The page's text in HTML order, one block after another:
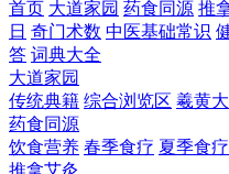
首页 大道家园 药食同源 推
日 奇门术数 中医基础常识
答 词典大全
大道家园
传统典籍 综合浏览区 羲黄
药食同源
饮食营养 春季食疗 夏季食疗
推拿艾灸